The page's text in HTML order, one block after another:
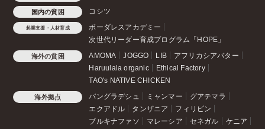
国内の貧困 コシツ
起業支援・人材育成
ボーダレスアカデミー
次世代リーダー育成プログラム「HOPE」
海外の貧困 AMOMA JOGGO LIB
アフリカシアバター
Haruulala organic
Ethical Factory
TAO's NATIVE CHICKEN
海外拠点 バングラデシュ ミャンマー
グアテマラ
エクアドル
タンザニア
フィリピン
ブルキナファソ
マレーシア セネガル ケニア